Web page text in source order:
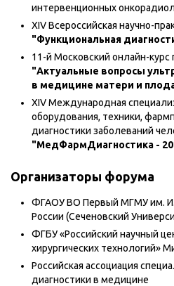
интервенционных
XIV Всероссийская научно-
"Функциональная
11-й Московский онлайн-
"Актуальные вопросы
в медицине матери и
XIV Международная
оборудования, техники,
диагностики заболеваний
"МедФармДиагностика -
Организаторы форума
ФГАОУ ВО Первый МГМУ им.
России (Сеченовский
ФГБУ «Российский научный
хирургических технологий»
Российская ассоциация
диагностики в медицине